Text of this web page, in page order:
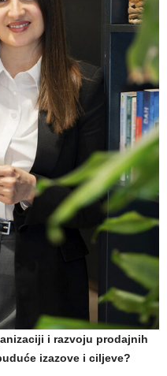
i razvoju prodajnih
izazove i ciljeve?